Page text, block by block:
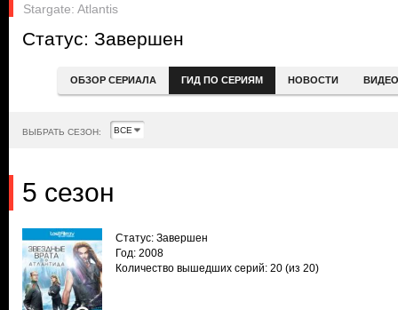
Stargate: Atlantis
Статус: Завершен
ОБЗОР СЕРИАЛА ГИД ПО СЕРИЯМ НОВОСТИ ВИДЕО
ВЫБРАТЬ СЕЗОН:
5 сезон
Статус: Завершен
Год: 2008
Количество вышедших серий: 20 (из 20)